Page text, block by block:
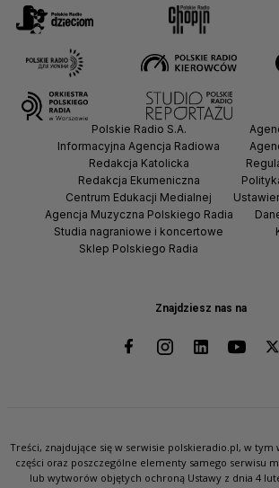
Znajdziesz nas na
Polskie Radio S.A.
Informacyjna Agencja Radiowa
Redakcja Katolicka
Redakcja Ekumeniczna
Centrum Edukacji Medialnej
Agencja Muzyczna Polskiego Radia
Studia nagraniowe i koncertowe
Sklep Polskiego Radia
Treści, znajdujące się w serwisie polskieradio.pl, w tym
części oraz poszczególne elementy samego serwisu
lub wytworów objętych ochroną Ustawy z dnia 4